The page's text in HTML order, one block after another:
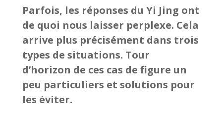
Parfois, les réponses du Yi Jing ont
de quoi nous laisser perplexe. Cela
arrive plus précisément dans trois
types de situations. Tour
d’horizon de ces cas de figure un
peu particuliers et solutions pour
les éviter.